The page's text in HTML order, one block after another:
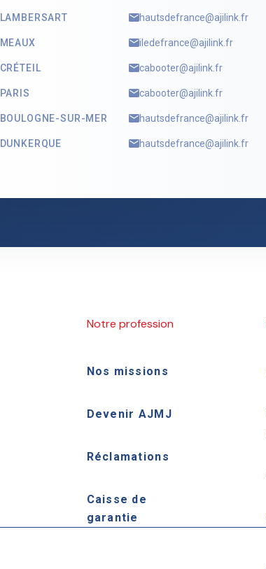
LAMBERSART hautsdefrance@ajilink.fr
MEAUX iledefrance@ajilink.fr
CRÉTEIL cabooter@ajilink.fr
PARIS cabooter@ajilink.fr
BOULOGNE-SUR-MER hautsdefrance@ajilink.fr
DUNKERQUE hautsdefrance@ajilink.fr
Notre profession
Nos missions
Devenir AJMJ
Réclamations
Caisse de
garantie